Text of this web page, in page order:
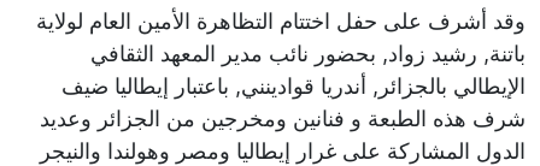
وقد أشرف على حفل اختتام التظاهرة الأمين العام لولاية
باتنة, رشيد زواد, بحضور نائب مدير المعهد الثقافي
الإيطالي بالجزائر, أندريا قوادينني, باعتبار إيطاليا ضيف
شرف هذه الطبعة و فنانين ومخرجين من الجزائر وعديد
الدول المشاركة على غرار إيطاليا ومصر وهولندا والنيجر